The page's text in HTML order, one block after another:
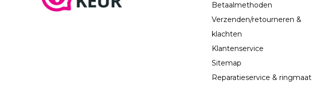
Betaalmethoden
Verzenden/retourneren &
klachten
Klantenservice
Sitemap
Reparatieservice & ringmaat